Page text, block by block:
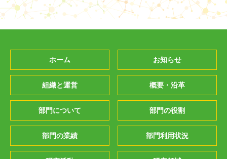
ホーム お知らせ
組織と運営 概要・沿革
部門について 部門の役割
部門の業績 部門利用状況